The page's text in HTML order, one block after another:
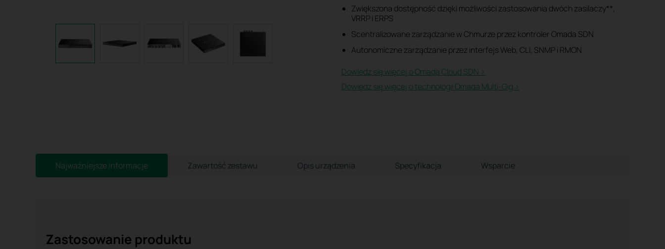
Zwiększona dostępność dzięki możliwości zastosowania dwóch zasilaczy**,
VRRP i ERPS
Scentralizowane zarządzanie w Chmurze przez kontroler Omada SDN
Autonomiczne zarządzanie przez interfejs Web, CLI, SNMP i RMON
Dowiedz się więcej o Omada Cloud SDN >​
Dowiedz się więcej o technologii Omada Multi-Gig >
Najważniejsze informacje Zawartość zestawu Opis urządzenia Specyfikacja Wsparcie
Zastosowanie produktu